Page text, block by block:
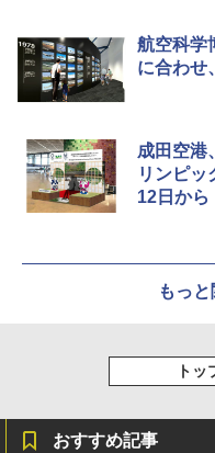
航空科学
に合わせ
成田空港
リンピッ
12日から
もっ
トッ
おすすめ記事